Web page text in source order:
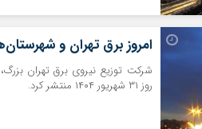
امروز برق تهران و
شرکت توزیع نیروی برق تهران
روز ۳۱ شهریور ۱۴۰۴ منتشر کرد.